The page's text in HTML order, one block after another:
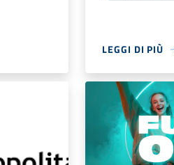
LEGGI DI PIÙ